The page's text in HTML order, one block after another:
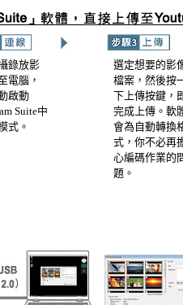
錄放影
電腦，
啟動
Suite中
式。
選定想要的影
檔案，然後按
下上傳按鍵，
完成上傳。軟
會為自動轉換
式，你不必再
心編碼作業的
題。